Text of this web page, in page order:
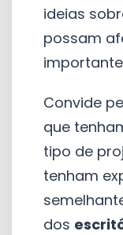
ideias
possam
Convide
que
tipo de
tenham
dos